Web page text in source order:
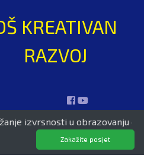
KREATIVAN
RAZVOJ
u obrazovanju od 1995.
Zakažite posjet